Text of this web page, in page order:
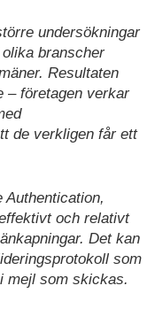
undersökningar
branscher
Resultaten
– företagen verkar
de verkligen får ett
Authentication,
och relativt
Det kan
som
mejl som skickas.